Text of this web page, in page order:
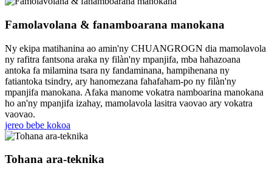
Famolavolana & fanamboarana manokana
Ny ekipa matihanina ao amin'ny CHUANGROGN dia mamolavola
ny rafitra fantsona araka ny filàn'ny mpanjifa, mba hahazoana
antoka fa milamina tsara ny fandaminana, hampihenana ny
fatiantoka tsindry, ary hanomezana fahafaham-po ny filàn'ny
mpanjifa manokana. Afaka manome vokatra namboarina manokana
ho an'ny mpanjifa izahay, mamolavola lasitra vaovao ary vokatra
vaovao.
jereo bebe kokoa
Tohana ara-teknika